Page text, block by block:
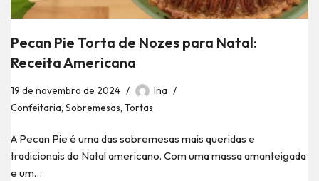
Pecan Pie Torta de Nozes para Natal:
Receita Americana
19 de novembro de 2024
Ina
Confeitaria, Sobremesas, Tortas
A Pecan Pie é uma das sobremesas mais queridas e
tradicionais do Natal americano. Com uma massa amanteigada
e um…